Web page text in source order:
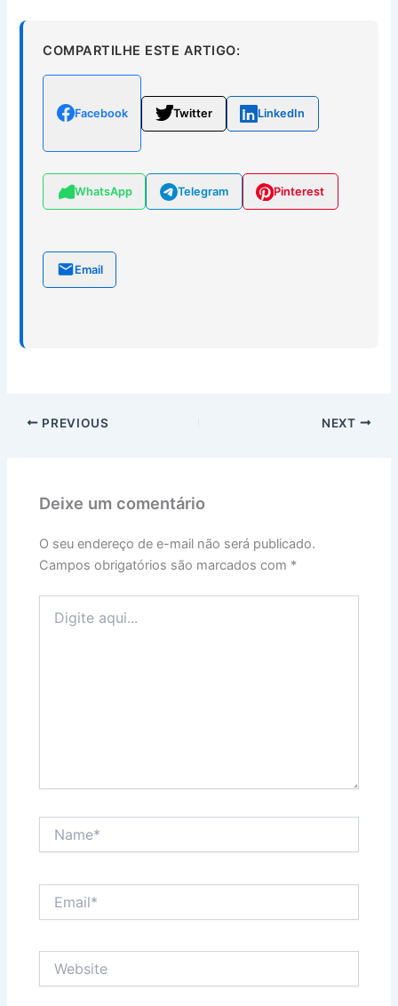
COMPARTILHE ESTE ARTIGO:
Facebook Twitter LinkedIn
WhatsApp Telegram Pinterest
Email
PREVIOUS NEXT
Deixe um comentário
O seu endereço de e-mail não será publicado.
Campos obrigatórios são marcados com *
aqui...